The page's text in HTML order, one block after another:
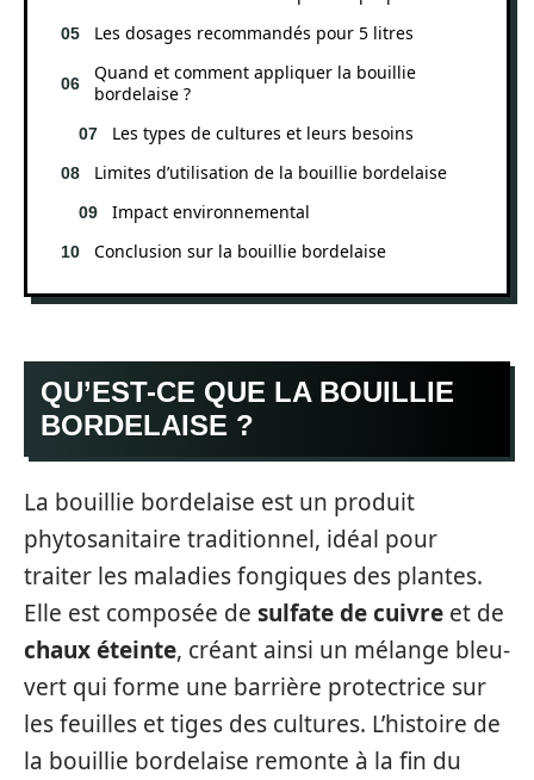
Les dosages recommandés pour 5 litres
Quand et comment appliquer la bouillie
bordelaise ?
Les types de cultures et leurs besoins
Limites d’utilisation de la bouillie bordelaise
Impact environnemental
Conclusion sur la bouillie bordelaise
QU’EST-CE QUE LA BOUILLIE
BORDELAISE ?
La bouillie bordelaise est un produit
phytosanitaire traditionnel, idéal pour
traiter les maladies fongiques des plantes.
Elle est composée de sulfate de cuivre et de
chaux éteinte, créant ainsi un mélange bleu-
vert qui forme une barrière protectrice sur
les feuilles et tiges des cultures. L’histoire de
la bouillie bordelaise remonte à la fin du